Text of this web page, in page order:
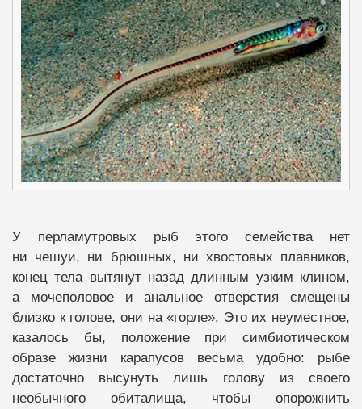
У перламутровых рыб этого семейства нет
ни чешуи, ни брюшных, ни хвостовых плавников,
конец тела вытянут назад длинным узким клином,
а мочеполовое и анальное отверстия смещены
близко к голове, они на «горле». Это их неуместное,
казалось бы, положение при симбиотическом
образе жизни карапусов весьма удобно: рыбе
достаточно высунуть лишь голову из своего
необычного обиталища, чтобы опорожнить